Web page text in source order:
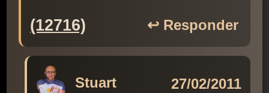
(12716) ↩️ Responder
Stuart 27/02/2011